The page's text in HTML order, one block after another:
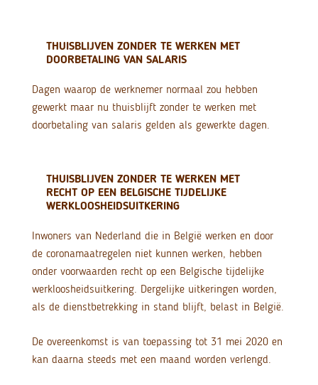
THUISBLIJVEN ZONDER TE WERKEN MET
DOORBETALING VAN SALARIS
Dagen waarop de werknemer normaal zou hebben
gewerkt maar nu thuisblijft zonder te werken met
doorbetaling van salaris gelden als gewerkte dagen.
THUISBLIJVEN ZONDER TE WERKEN MET
RECHT OP EEN BELGISCHE TIJDELIJKE
WERKLOOSHEIDSUITKERING
Inwoners van Nederland die in België werken en door
de coronamaatregelen niet kunnen werken, hebben
onder voorwaarden recht op een Belgische tijdelijke
werkloosheidsuitkering. Dergelijke uitkeringen worden,
als de dienstbetrekking in stand blijft, belast in België.
De overeenkomst is van toepassing tot 31 mei 2020 en
kan daarna steeds met een maand worden verlengd.